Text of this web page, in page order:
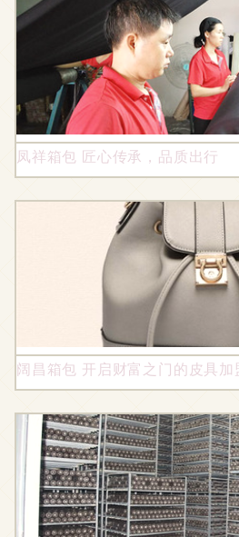
凤祥箱包 匠心传承，品质出行
阔昌箱包 开启财富之门的皮具加